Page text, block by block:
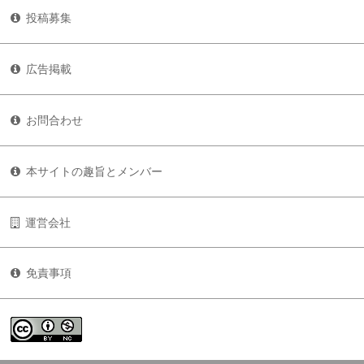
投稿募集
広告掲載
お問合わせ
本サイトの趣旨とメンバー
運営会社
免責事項